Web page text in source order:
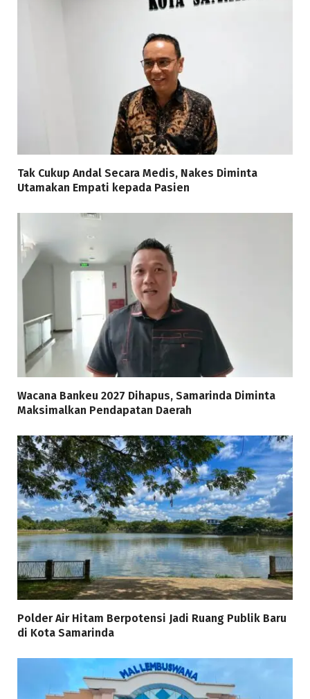
Tak Cukup Andal Secara Medis, Nakes Diminta
Utamakan Empati kepada Pasien
Wacana Bankeu 2027 Dihapus, Samarinda Diminta
Maksimalkan Pendapatan Daerah
Polder Air Hitam Berpotensi Jadi Ruang Publik Baru
di Kota Samarinda